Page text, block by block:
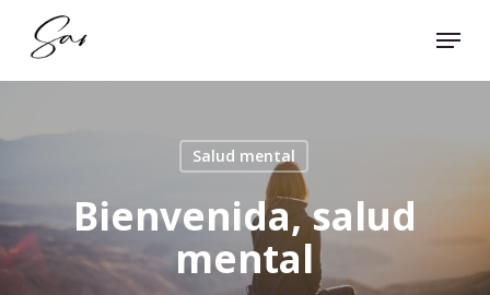
Menu
Salud mental
Bienvenida, salud
mental